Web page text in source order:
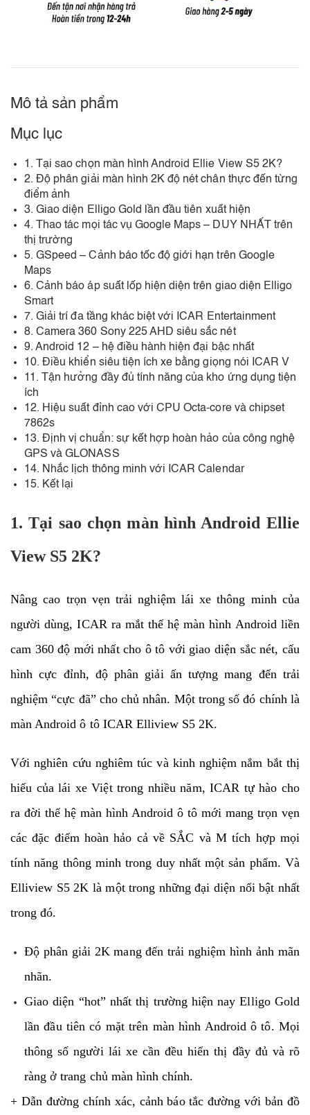
Mô tả sản phẩm
Mục lục
1. Tại sao chọn màn hình Android Ellie View S5 2K?
2. Độ phân giải màn hình 2K độ nét chân thực đến từng
điểm ảnh
3. Giao diện Elligo Gold lần đầu tiên xuất hiện
4. Thao tác mọi tác vụ Google Maps – DUY NHẤT trên
thị trường
5. GSpeed – Cảnh báo tốc độ giới hạn trên Google
Maps
6. Cảnh báo áp suất lốp hiện diện trên giao diện Elligo
Smart
7. Giải trí đa tầng khác biệt với ICAR Entertainment
8. Camera 360 Sony 225 AHD siêu sắc nét
9. Android 12 – hệ điều hành hiện đại bậc nhất
10. Điều khiển siêu tiện ích xe bằng giọng nói ICAR V
11. Tận hưởng đầy đủ tính năng của kho ứng dụng tiện
ích
12. Hiệu suất đỉnh cao với CPU Octa-core và chipset
7862s
13. Định vị chuẩn: sự kết hợp hoàn hảo của công nghệ
GPS và GLONASS
14. Nhắc lịch thông minh với ICAR Calendar
15. Kết lại
1. Tại sao chọn màn hình Android Ellie
View S5 2K?
Nâng cao trọn vẹn trải nghiệm lái xe thông minh của
người dùng, ICAR ra mắt thế hệ màn hình Android liền
cam 360 độ mới nhất cho ô tô với giao diện sắc nét, cấu
hình cực đỉnh, độ phân giải ấn tượng mang đến trải
nghiệm “cực đã” cho chủ nhân. Một trong số đó chính là
màn Android ô tô ICAR Elliview S5 2K.
Với nghiên cứu nghiêm túc và kinh nghiệm nắm bắt thị
hiếu của lái xe Việt trong nhiều năm, ICAR tự hào cho
ra đời thế hệ màn hình Android ô tô mới mang trọn vẹn
các đặc điểm hoàn hảo cả về SẮC và M tích hợp mọi
tính năng thông minh trong duy nhất một sản phẩm. Và
Elliview S5 2K là một trong những đại diện nổi bật nhất
trong đó.
Độ phân giải 2K mang đến trải nghiệm hình ảnh mãn
nhãn.
Giao diện “hot” nhất thị trường hiện nay Elligo Gold
lần đầu tiên có mặt trên màn hình Android ô tô. Mọi
thông số người lái xe cần đều hiển thị đầy đủ và rõ
ràng ở trang chủ màn hình chính.
+ Dẫn đường chính xác, cảnh báo tắc đường với bản đồ